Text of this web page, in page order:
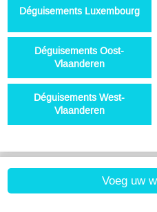
Déguisements Luxembourg
Déguisements Oost-
Vlaanderen
Déguisements West-
Vlaanderen
Voeg uw